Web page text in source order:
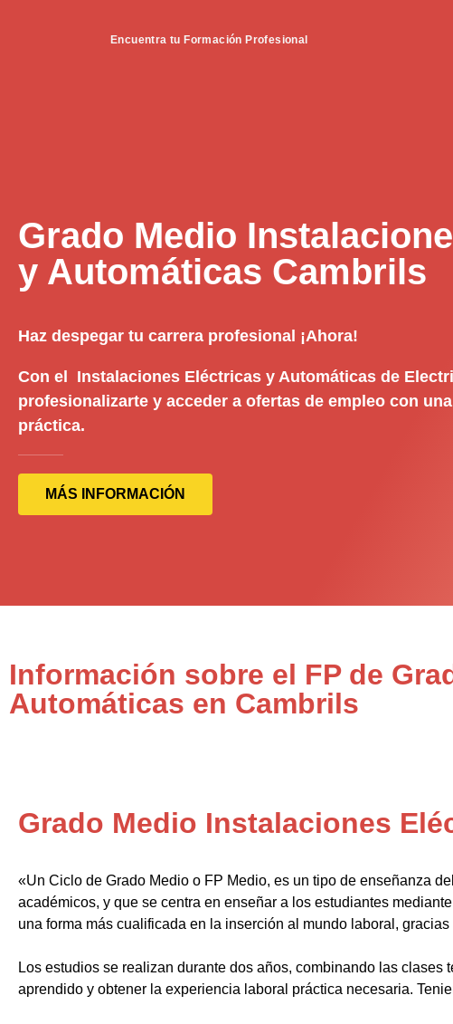
Encuentra tu Formación Profesional
Grado Medio
y Automáticas Cambrils
Haz despegar tu carrera profesional ¡Ahora!
Con el Instalaciones Eléctricas y Automáticas de
profesionalizarte y acceder a ofertas de empleo con
práctica.
MÁS INFORMACIÓN
Información sobre el FP de
Automáticas en Cambrils
Grado Medio Instalaciones
«Un Ciclo de Grado Medio o FP Medio, es un tipo de enseñanza
académicos, y que se centra en enseñar a los estudiantes
una forma más cualificada en la inserción al mundo laboral,
Los estudios se realizan durante dos años, combinando las
aprendido y obtener la experiencia laboral práctica necesaria.